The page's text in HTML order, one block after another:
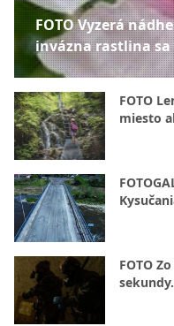
FOTO Vyzerá
invázna rastlina
FOTO
miesto
FOTO